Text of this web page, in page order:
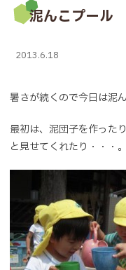
泥んこプール
2013.6.18
暑さが続くので今日は泥
最初は、泥団子を作った
と見せてくれたり・・・。